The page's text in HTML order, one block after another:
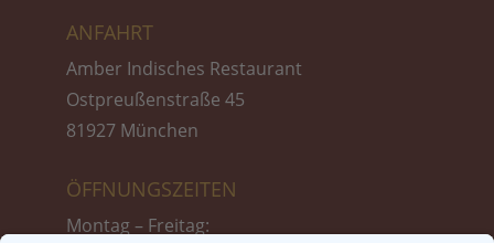
ANFAHRT
Amber Indisches Restaurant
Ostpreußenstraße 45
81927 München
ÖFFNUNGSZEITEN
Montag – Freitag: